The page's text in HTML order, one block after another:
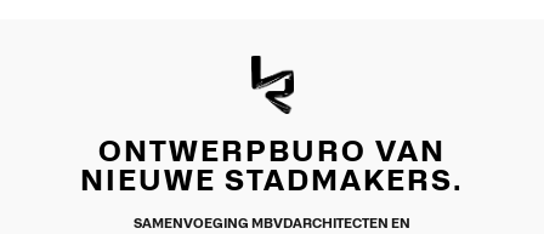
ONTWERPBURO VAN
NIEUWE STADMAKERS.
SAMENVOEGING MBVDARCHITECTEN EN